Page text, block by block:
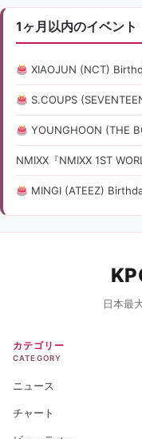
1ヶ月以内のイベント
XIAOJUN (NCT)
S.COUPS
YOUNGHOON (THE
MINGI (ATEEZ)
日本最
カテゴリー
CATEGORY
ニュース
チャート